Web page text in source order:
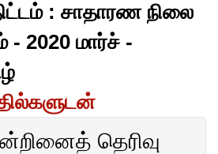
: சாதாரண நிலை
2020 மார்ச் -
தெரிவு